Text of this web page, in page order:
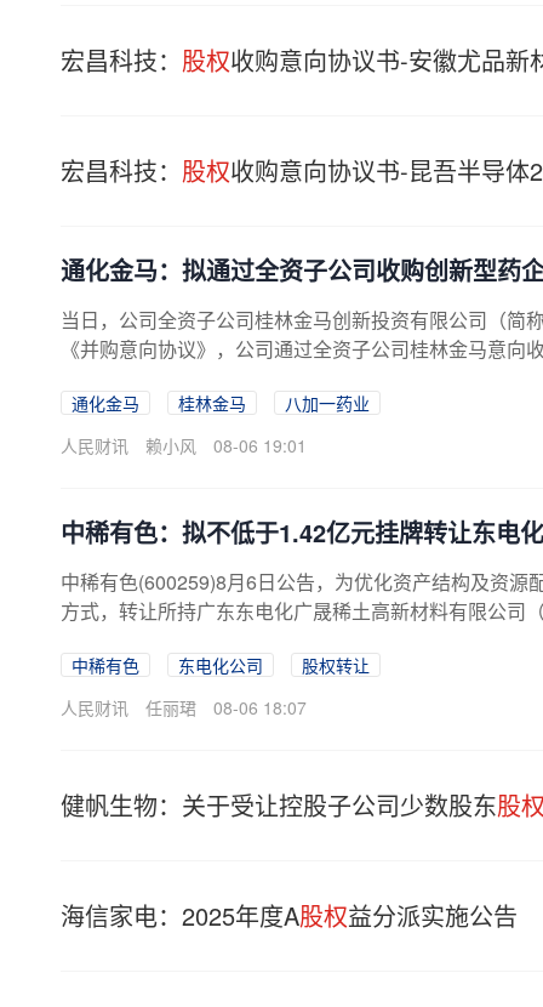
宏昌科技： 股权收购意向协议书-安徽尤品新
宏昌科技： 股权收购意向协议书-昆吾半导体
通化金马：拟通过全资子公司收购创新型药
当日，公司全资子公司桂林金马创新投资有限公司（简
《并购意向协议》，公司通过全资子公司桂林金马意向
通化金马 桂林金马
八加一药业
人民财讯
赖小风 08-06 19:01
中稀有色：拟不低于1.42亿元挂牌转让东电
中稀有色(600259)8月6日公告，为优化资产结构及资
方式，转让所持广东东电化广晟稀土高新材料有限公司
中稀有色 东电化公司
股权转让
人民财讯
任丽珺 08-06 18:07
健帆生物：关于受让控股子公司少数股东股
海信家电：2025年度A股权益分派实施公告